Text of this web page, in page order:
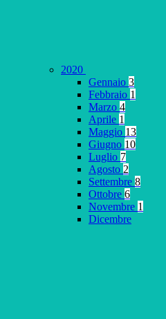
2020
Gennaio 3
Febbraio 1
Marzo 4
Aprile 1
Maggio 13
Giugno 10
Luglio 7
Agosto 2
Settembre 8
Ottobre 6
Novembre 1
Dicembre